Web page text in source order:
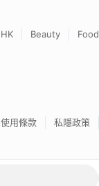
HK Beauty Food
使用條款 私隱政策